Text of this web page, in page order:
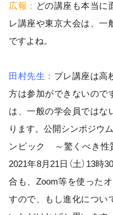
広報： どの講座も本当に
レ講座や東京大会は、一
ですよね。
田村先生： プレ講座は高
方は参加ができないので
は、一般の学会員ではな
ります。公開シンポジウム
ンピック ～驚くべき性
2021年8月21日（土）13時
合も、Zoom等を使った
すので、もし進化につい